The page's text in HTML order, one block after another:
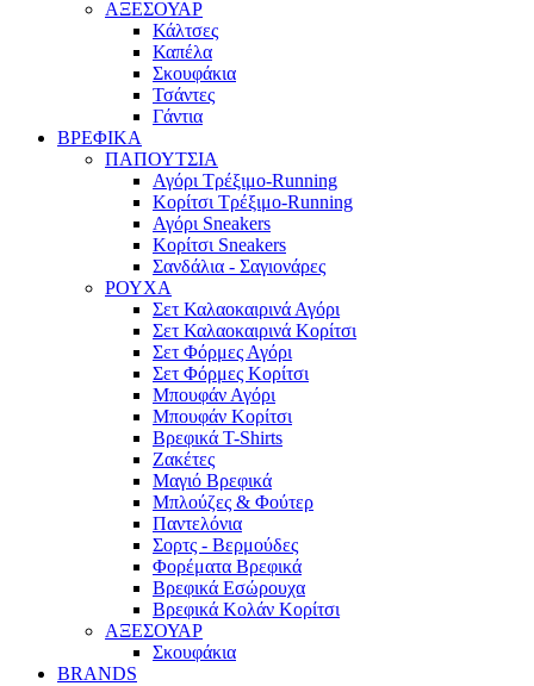
ΑΞΕΣΟΥΑΡ
Κάλτσες
Καπέλα
Σκουφάκια
Τσάντες
Γάντια
ΒΡΕΦΙΚΑ
ΠΑΠΟΥΤΣΙΑ
Αγόρι Τρέξιμο-Running
Κορίτσι Τρέξιμο-Running
Αγόρι Sneakers
Κορίτσι Sneakers
Σανδάλια - Σαγιονάρες
ΡΟΥΧΑ
Σετ Καλαοκαιρινά Αγόρι
Σετ Καλαοκαιρινά Κορίτσι
Σετ Φόρμες Αγόρι
Σετ Φόρμες Κορίτσι
Mπουφάν Αγόρι
Mπουφάν Κορίτσι
Βρεφικά T-Shirts
Ζακέτες
Μαγιό Βρεφικά
Mπλούζες & Φούτερ
Παντελόνια
Σορτς - Βερμούδες
Φορέματα Βρεφικά
Βρεφικά Εσώρουχα
Βρεφικά Κολάν Κορίτσι
ΑΞΕΣΟΥΑΡ
Σκουφάκια
BRANDS